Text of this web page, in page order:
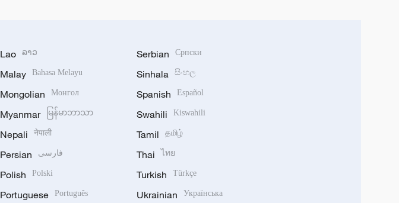
Lao ລາວ
Malay Bahasa Melayu
Mongolian Монгол
Myanmar မြန်မာဘာသာ
Nepali नेपाली
Persian فارسی
Polish Polski
Portuguese Português
Serbian Српски
Sinhala සිංහල
Spanish Español
Swahili Kiswahili
Tamil தமிழ்
Thai ไทย
Turkish Türkçe
Ukrainian Українська